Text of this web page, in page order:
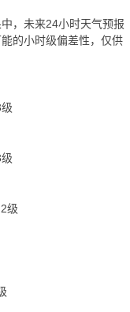
，未来24小时天气预报
的小时级偏差性，仅供
级